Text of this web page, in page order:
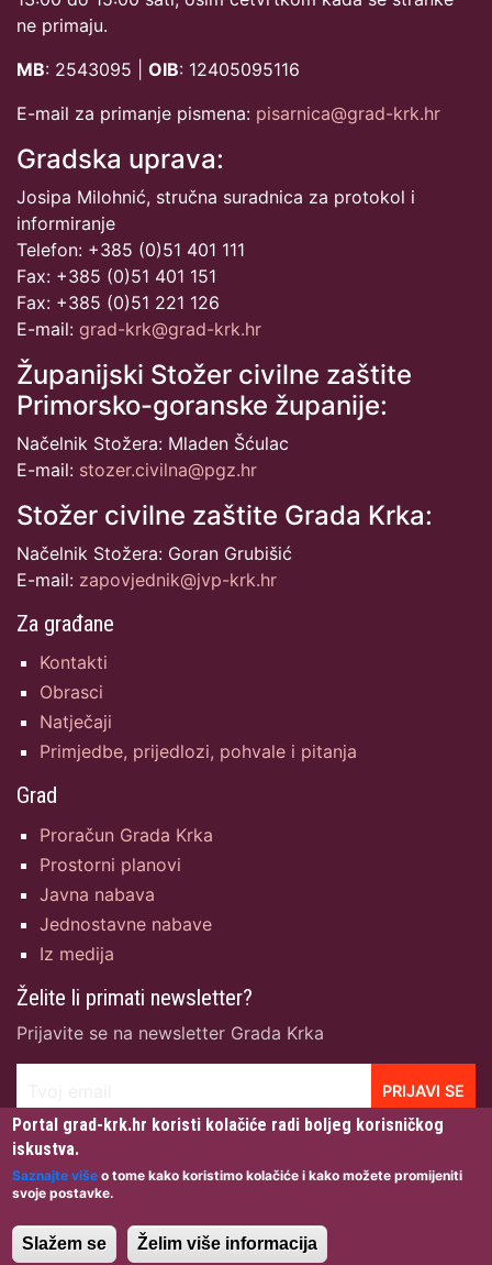
ne primaju.
MB: 2543095 | OIB: 12405095116
E-mail za primanje pismena: pisarnica@grad-krk.hr
Gradska uprava:
Josipa Milohnić, stručna suradnica za protokol i
informiranje
Telefon: +385 (0)51 401 111
Fax: +385 (0)51 401 151
Fax: +385 (0)51 221 126
E-mail: grad-krk@grad-krk.hr
Županijski Stožer civilne zaštite
Primorsko-goranske županije:
Načelnik Stožera: Mladen Šćulac
E-mail: stozer.civilna@pgz.hr
Stožer civilne zaštite Grada Krka:
Načelnik Stožera: Goran Grubišić
E-mail: zapovjednik@jvp-krk.hr
Za građane
Kontakti
Obrasci
Natječaji
Primjedbe, prijedlozi, pohvale i pitanja
Grad
Proračun Grada Krka
Prostorni planovi
Javna nabava
Jednostavne nabave
Iz medija
Želite li primati newsletter?
Prijavite se na newsletter Grada Krka
PRIJAVI SE
Gržetić· Izrada & Hosting:NetCom d.o.o.
korištenja·Zaštita privatnosti·Pristupačnost
Portal grad-krk.hr koristi kolačiće radi boljeg korisničkog
iskustva.
Saznajte više o tome kako koristimo kolačiće i kako možete promijeniti
svoje postavke.
Slažem se Želim više informacija